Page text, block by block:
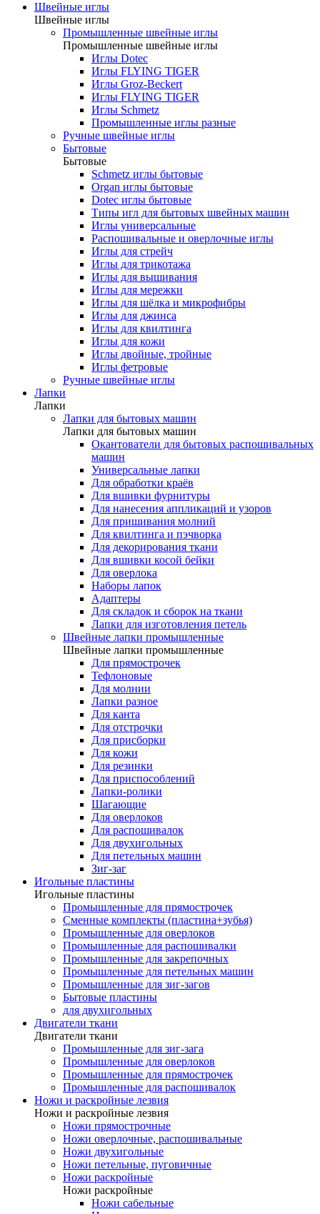
Швейные иглы
Швейные иглы
Промышленные швейные иглы
Промышленные швейные иглы
Иглы Dotec
Иглы FLYING TIGER
Иглы Groz-Beckert
Иглы FLYING TIGER
Иглы Schmetz
Промышленные иглы разные
Ручные швейные иглы
Бытовые
Бытовые
Schmetz иглы бытовые
Organ иглы бытовые
Dotec иглы бытовые
Типы игл для бытовых швейных машин
Иглы универсальные
Распошивальные и оверлочные иглы
Иглы для стрейч
Иглы для трикотажа
Иглы для вышивания
Иглы для мережки
Иглы для шёлка и микрофибры
Иглы для джинса
Иглы для квилтинга
Иглы для кожи
Иглы двойные, тройные
Иглы фетровые
Ручные швейные иглы
Лапки
Лапки
Лапки для бытовых машин
Лапки для бытовых машин
Окантователи для бытовых распошивальных
машин
Универсальные лапки
Для обработки краёв
Для вшивки фурнитуры
Для нанесения аппликаций и узоров
Для пришивания молний
Для квилтинга и пэчворка
Для декорирования ткани
Для вшивки косой бейки
Для оверлока
Наборы лапок
Адаптеры
Для складок и сборок на ткани
Лапки для изготовления петель
Швейные лапки промышленные
Швейные лапки промышленные
Для прямострочек
Тефлоновые
Для молнии
Лапки разное
Для канта
Для отстрочки
Для присборки
Для кожи
Для резинки
Для приспособлений
Лапки-ролики
Шагающие
Для оверлоков
Для распошивалок
Для двухигольных
Для петельных машин
Зиг-заг
Игольные пластины
Игольные пластины
Промышленные для прямострочек
Сменные комплекты (пластина+зубья)
Промышленные для оверлоков
Промышленные для распошивалки
Промышленные для закрепочных
Промышленные для петельных машин
Промышленные для зиг-загов
Бытовые пластины
для двухигольных
Двигатели ткани
Двигатели ткани
Промышленные для зиг-зага
Промышленные для оверлоков
Промышленные для прямострочек
Промышленные для распошивалок
Ножи и раскройные лезвия
Ножи и раскройные лезвия
Ножи прямострочные
Ножи оверлочные, распошивальные
Ножи двухигольные
Ножи петельные, пуговичные
Ножи раскройные
Ножи раскройные
Ножи сабельные